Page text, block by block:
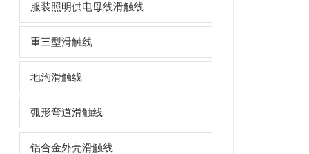
服装照明供电母线滑触线
重三型滑触线
地沟滑触线
弧形弯道滑触线
铝合金外壳滑触线